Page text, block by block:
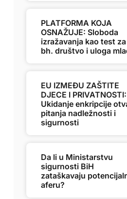
PLATFORMA KOJA
OSNAŽUJE: Sloboda
izražavanja kao test za
bh. društvo i uloga
EU IZMEĐU ZAŠTITE
DJECE I PRIVATNOSTI:
Ukidanje enkripcije
pitanja nadležnosti i
sigurnosti
Da li u Ministarstvu
sigurnosti BiH
zataškavaju
aferu?